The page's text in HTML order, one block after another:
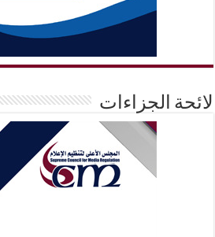
لائحة الجزاءات